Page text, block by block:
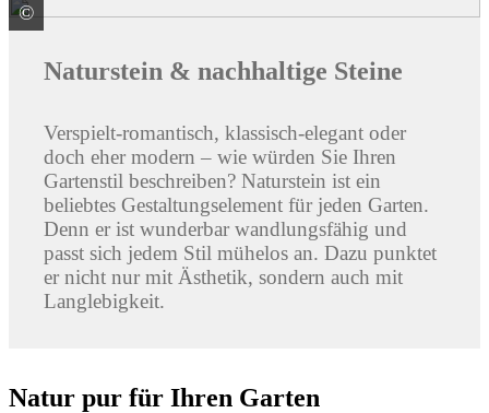
© Glöckel Natursteinwerk GmbH
Naturstein & nachhaltige Steine
Verspielt-romantisch, klassisch-elegant oder
doch eher modern – wie würden Sie Ihren
Gartenstil beschreiben? Naturstein ist ein
beliebtes Gestaltungselement für jeden Garten.
Denn er ist wunderbar wandlungsfähig und
passt sich jedem Stil mühelos an. Dazu punktet
er nicht nur mit Ästhetik, sondern auch mit
Langlebigkeit.
Natur pur für Ihren Garten